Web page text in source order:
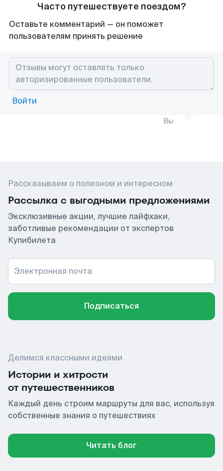
Часто путешествуете поездом?
Оставьте комментарий — он поможет
пользователям принять решение
Войти
Вы
Рассказываем о полезном и интересном
Рассылка с выгодными предложениями
Эксклюзивные акции, лучшие лайфхаки,
заботливые рекомендации от экспертов
Купибилета
Электронная почта
Подписаться
Делимся классными идеями
Истории и хитрости
от путешественников
Каждый день строим маршруты для вас, используя
собственные знания о путешествиях
Читать блог